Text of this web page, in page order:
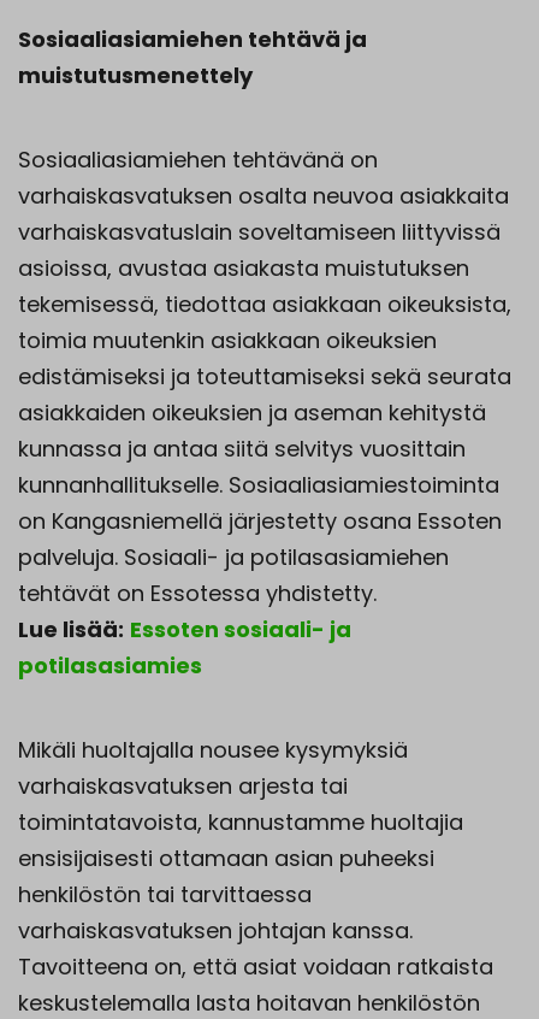
Sosiaaliasiamiehen tehtävä ja
muistutusmenettely
Sosiaaliasiamiehen tehtävänä on
varhaiskasvatuksen osalta neuvoa asiakkaita
varhaiskasvatuslain soveltamiseen liittyvissä
asioissa, avustaa asiakasta muistutuksen
tekemisessä, tiedottaa asiakkaan oikeuksista,
toimia muutenkin asiakkaan oikeuksien
edistämiseksi ja toteuttamiseksi sekä seurata
asiakkaiden oikeuksien ja aseman kehitystä
kunnassa ja antaa siitä selvitys vuosittain
kunnanhallitukselle. Sosiaaliasiamiestoiminta
on Kangasniemellä järjestetty osana Essoten
palveluja. Sosiaali- ja potilasasiamiehen
tehtävät on Essotessa yhdistetty.
Lue lisää: Essoten sosiaali- ja
potilasasiamies
Mikäli huoltajalla nousee kysymyksiä
varhaiskasvatuksen arjesta tai
toimintatavoista, kannustamme huoltajia
ensisijaisesti ottamaan asian puheeksi
henkilöstön tai tarvittaessa
varhaiskasvatuksen johtajan kanssa.
Tavoitteena on, että asiat voidaan ratkaista
keskustelemalla lasta hoitavan henkilöstön